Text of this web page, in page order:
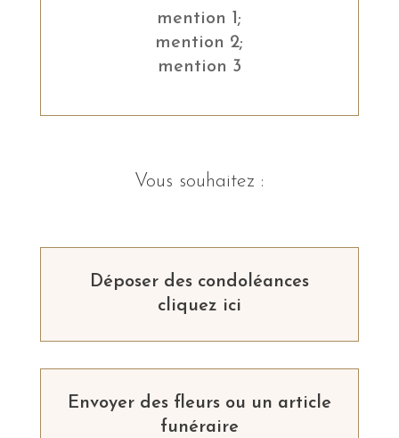
mention 1;
mention 2;
mention 3
Vous souhaitez :
Déposer des condoléances
cliquez ici
Envoyer des fleurs ou un article
funéraire